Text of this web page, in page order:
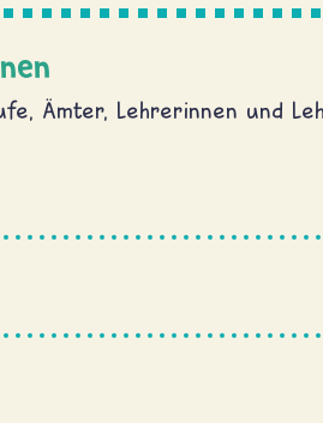
Ämter, Lehrerinnen und